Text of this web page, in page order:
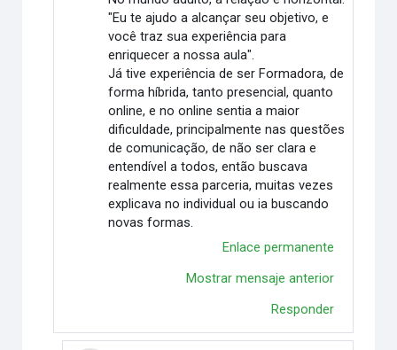
"Eu te ajudo a alcançar seu objetivo, e
você traz sua experiência para
enriquecer a nossa aula".
Já tive experiência de ser Formadora, de
forma híbrida, tanto presencial, quanto
online, e no online sentia a maior
dificuldade, principalmente nas questões
de comunicação, de não ser clara e
entendível a todos, então buscava
realmente essa parceria, muitas vezes
explicava no individual ou ia buscando
novas formas.
Enlace permanente
Mostrar mensaje anterior
Responder